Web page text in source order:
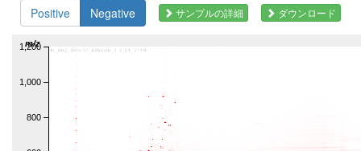
Positive Negative サンプルの詳細 ダウンロード
800
1,000
1,200
m/z